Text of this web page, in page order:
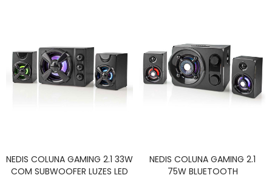
NEDIS COLUNA GAMING 2.1 33W
COM SUBWOOFER LUZES LED
NEDIS COLUNA GAMING 2.1
75W BLUETOOTH